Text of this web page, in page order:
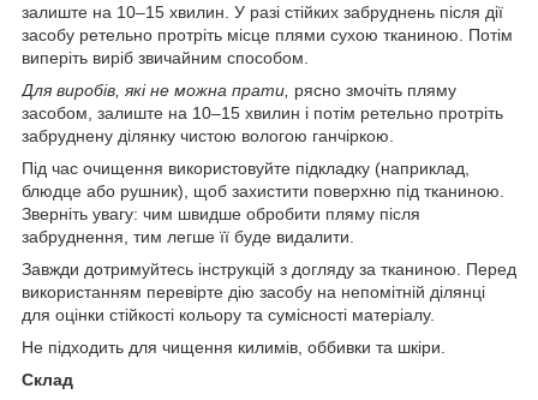
залиште на 10–15 хвилин. У разі стійких забруднень після дії
засобу ретельно протріть місце плями сухою тканиною. Потім
виперіть виріб звичайним способом.
Для виробів, які не можна прати, рясно змочіть пляму
засобом, залиште на 10–15 хвилин і потім ретельно протріть
забруднену ділянку чистою вологою ганчіркою.
Під час очищення використовуйте підкладку (наприклад,
блюдце або рушник), щоб захистити поверхню під тканиною.
Зверніть увагу: чим швидше обробити пляму після
забруднення, тим легше її буде видалити.
Завжди дотримуйтесь інструкцій з догляду за тканиною. Перед
використанням перевірте дію засобу на непомітній ділянці
для оцінки стійкості кольору та сумісності матеріалу.
Не підходить для чищення килимів, оббивки та шкіри.
Склад